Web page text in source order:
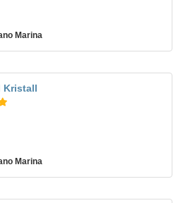
Marina
Kristall
Marina